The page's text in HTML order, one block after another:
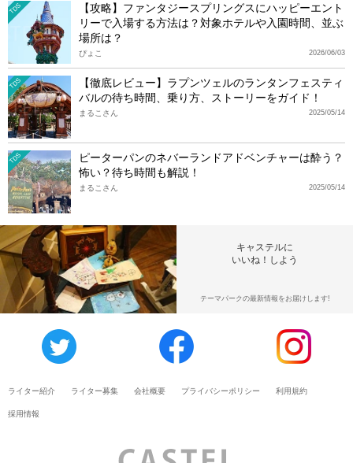
TDS
【攻略】ファンタジースプリングスにハッピーエント
リーで入場する方法は？対象ホテルや入園時間、並ぶ
場所は？
2026/06/03
ぴょこ
TDS
【徹底レビュー】ラプンツェルのランタンフェスティ
バルの待ち時間、乗り方、ストーリーをガイド！
2025/05/14
まるこさん
TDS
ピーターパンのネバーランドアドベンチャーは酔う？
怖い？待ち時間も解説！
2025/05/14
まるこさん
キャステルに
いいね！しよう
テーマパークの最新情報をお届けします!
ライター紹介 ライター募集 会社概要 プライバシーポリシー 利用規約
採用情報